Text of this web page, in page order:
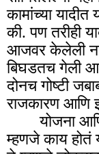
कामांच्या यादीत
की. पण तरीही
आजवर केलेली
बिघडतच गेली
दोनच गोष्टी
राजकारण आणि
योजना
म्हणजे काय होतं